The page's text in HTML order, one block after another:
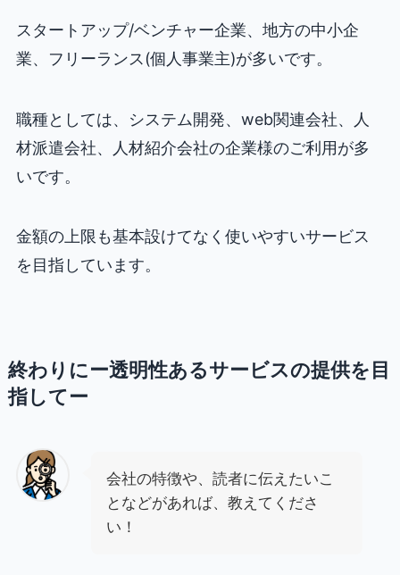
スタートアップ/ベンチャー企業、地方の中小企
業、フリーランス(個人事業主)が多いです。
職種としては、システム開発、web関連会社、人
材派遣会社、人材紹介会社の企業様のご利用が多
いです。
金額の上限も基本設けてなく使いやすいサービス
を目指しています。
終わりにー透明性あるサービスの提供を目
指してー
会社の特徴や、読者に伝えたいこ
となどがあれば、教えてくださ
い！